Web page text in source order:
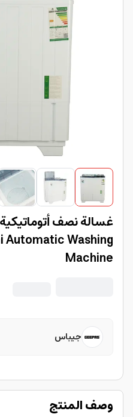
Automatic Washing
Machine
جيباس
وصف المنتج